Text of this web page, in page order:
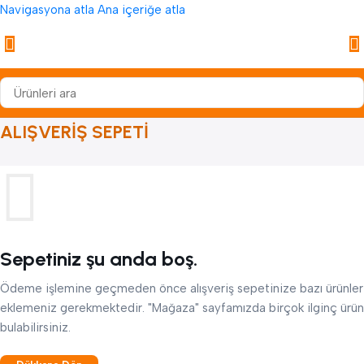
Navigasyona atla Ana içeriğe atla
ALIŞVERIŞ SEPETI
Sepetiniz şu anda boş.
Ödeme işlemine geçmeden önce alışveriş sepetinize bazı ürünler
eklemeniz gerekmektedir. "Mağaza" sayfamızda birçok ilginç ürün
bulabilirsiniz.